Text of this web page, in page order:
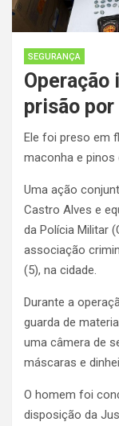
SEGURANÇA
Operação
prisão
Ele foi preso em
maconha e pinos
Uma ação
Castro Alves e
da Polícia Militar
associação
(5), na cidade.
Durante a
guarda de
uma câmera de
máscaras e
O homem foi
disposição da